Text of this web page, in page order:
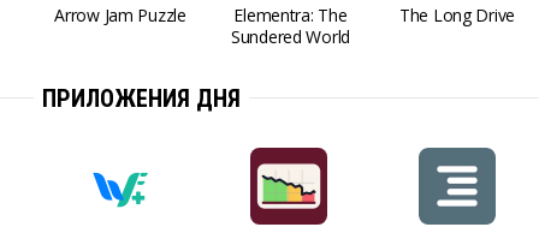
Arrow Jam Puzzle
Elementra: The
Sundered World
The Long Drive
ПРИЛОЖЕНИЯ ДНЯ